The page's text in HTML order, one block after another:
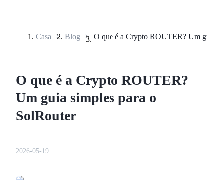
Futuros de USDT
Casa > Blog >
O que é a Crypto ROUTER?
Um guia simples para o
SolRouter
2026-05-19